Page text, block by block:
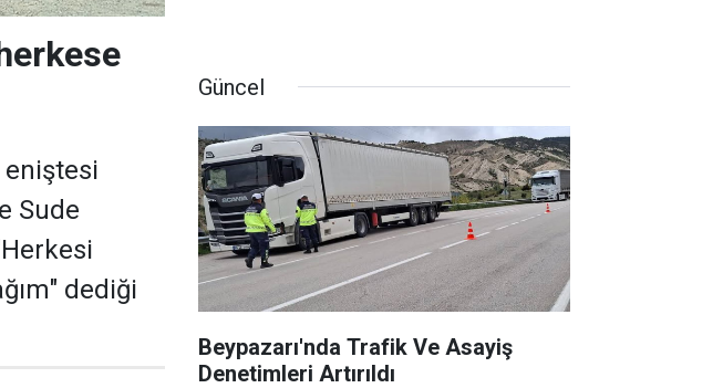
eniştesi
Sude
dediği
Güncel
Beypazarı'nda Trafik Ve Asayiş
Denetimleri Artırıldı